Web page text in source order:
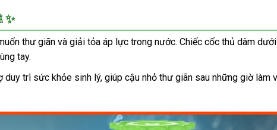
thư giãn và giải tỏa áp lực trong nước. Chiếc cốc thủ dâm
tay.
trì sức khỏe sinh lý, giúp cậu nhỏ thư giãn sau những giờ làm